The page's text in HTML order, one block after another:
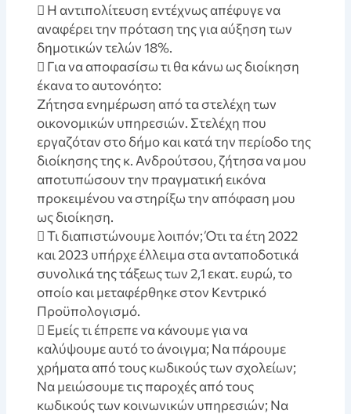
 H αντιπολίτευση εντέχνως απέφυγε να
αναφέρει την πρόταση της για αύξηση των
δημοτικών τελών 18%.
 Για να αποφασίσω τι θα κάνω ως διοίκηση
έκανα το αυτονόητο:
Ζήτησα ενημέρωση από τα στελέχη των
οικονομικών υπηρεσιών. Στελέχη που
εργαζόταν στο δήμο και κατά την περίοδο της
διοίκησης της κ. Ανδρούτσου, ζήτησα να μου
αποτυπώσουν την πραγματική εικόνα
προκειμένου να στηρίξω την απόφαση μου
ως διοίκηση.
 Τι διαπιστώνουμε λοιπόν; Ότι τα έτη 2022
και 2023 υπήρχε έλλειμα στα ανταποδοτικά
συνολικά της τάξεως των 2,1 εκατ. ευρώ, το
οποίο και μεταφέρθηκε στον Κεντρικό
Προϋπολογισμό.
 Εμείς τι έπρεπε να κάνουμε για να
καλύψουμε αυτό το άνοιγμα; Να πάρουμε
χρήματα από τους κωδικούς των σχολείων;
Να μειώσουμε τις παροχές από τους
κωδικούς των κοινωνικών υπηρεσιών; Να